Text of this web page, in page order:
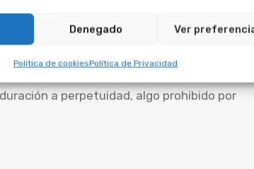
Denegado Ver
Política de cookiesPolítica de Privacidad
son
con empresas de multipropiedad
a perpetuidad, algo prohibido por